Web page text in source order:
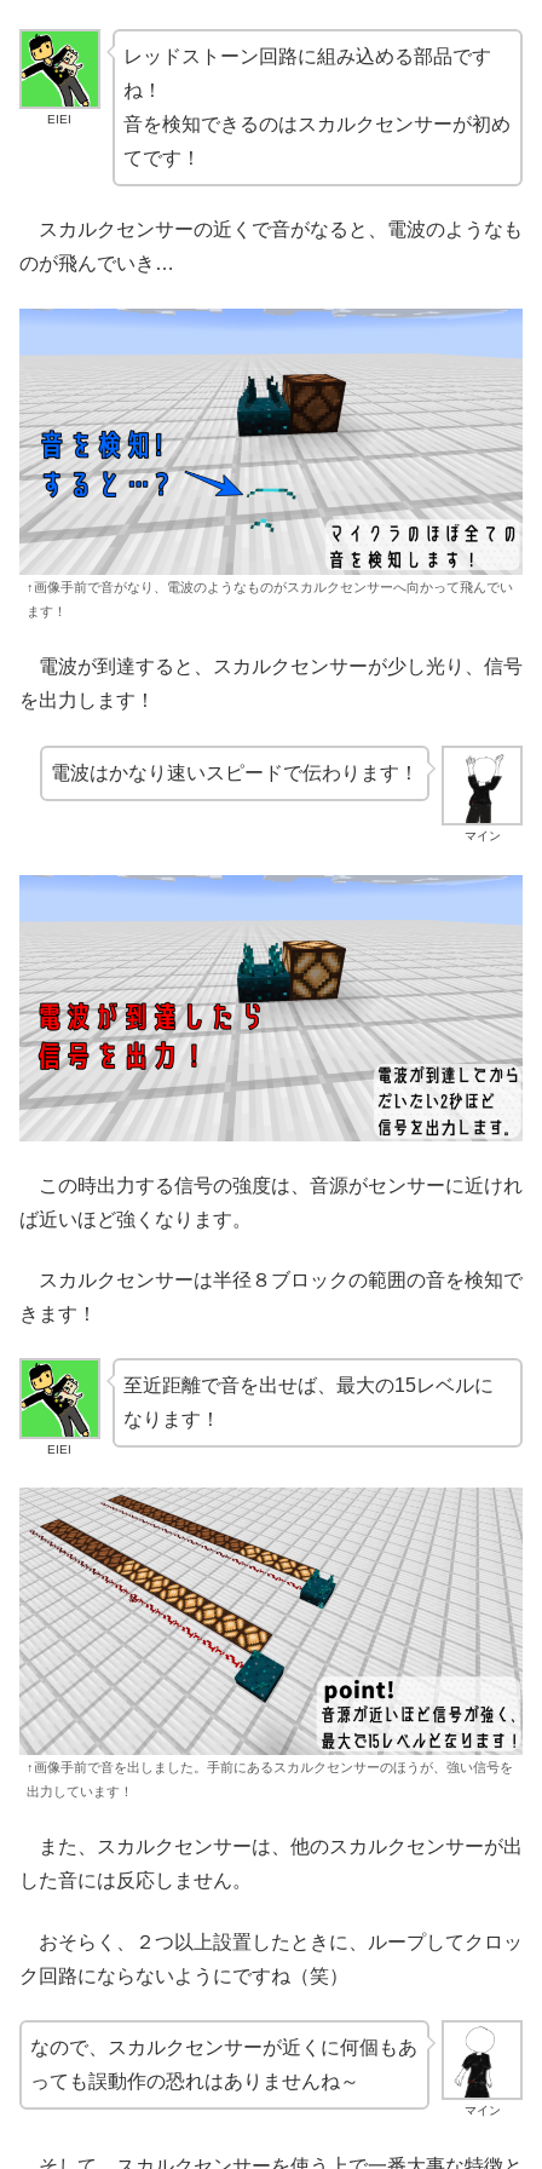
EIEI
レッドストーン回路に組み込める部品です
ね！
音を検知できるのはスカルクセンサーが初め
てです！
スカルクセンサーの近くで音がなると、電波のようなも
のが飛んでいき…
↑画像手前で音がなり、電波のようなものがスカルクセンサーへ向かって飛んでい
ます！
電波が到達すると、スカルクセンサーが少し光り、信号
を出力します！
マイン
電波はかなり速いスピードで伝わります！
この時出力する信号の強度は、音源がセンサーに近けれ
ば近いほど強くなります。
スカルクセンサーは半径８ブロックの範囲の音を検知で
きます！
EIEI
至近距離で音を出せば、最大の15レベルに
なります！
↑画像手前で音を出しました。手前にあるスカルクセンサーのほうが、強い信号を
出力しています！
また、スカルクセンサーは、他のスカルクセンサーが出
した音には反応しません。
おそらく、２つ以上設置したときに、ループしてクロッ
ク回路にならないようにですね（笑）
マイン
なので、スカルクセンサーが近くに何個もあ
っても誤動作の恐れはありませんね～